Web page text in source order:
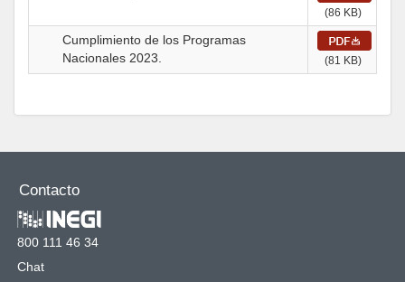
(86 KB)
Cumplimiento de los Programas
Nacionales 2023.
(81 KB)
Contacto
800 111 46 34
Chat